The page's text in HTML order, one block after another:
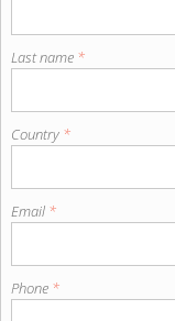
Last name *
Country *
Email *
Phone *